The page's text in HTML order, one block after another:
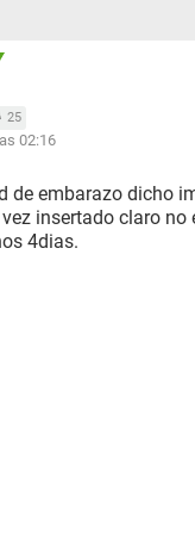
25
02:16
de embarazo dicho
insertado claro no
4dias.